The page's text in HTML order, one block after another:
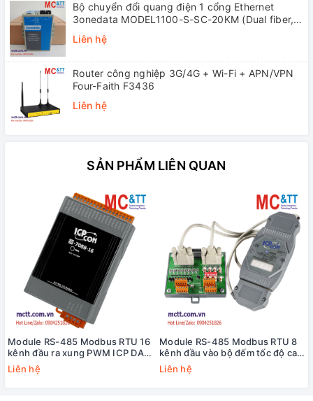
Bộ chuyển đổi quang điện 1 cổng Ethernet
3onedata MODEL1100-S-SC-20KM (Dual fiber,
Liên hệ
Router công nghiệp 3G/4G + Wi-Fi + APN/VPN
Four-Faith F3436
Liên hệ
SẢN PHẨM LIÊN QUAN
Module RS-485 Modbus RTU 16
kênh đầu ra xung PWM ICP DAS
M-7088-16-G CR
Liên hệ
Module RS-485 Modbus RTU 8
kênh đầu vào bộ đếm tốc độ cao
HSC+8 kênh đầu ra PWM ICP
DAS M-7088D-G/S CR
Liên hệ